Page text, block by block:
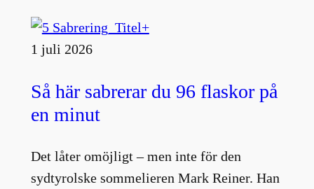
1 juli 2026
Så här sabrerar du 96 flaskor på
en minut
Det låter omöjligt – men inte för den
sydtyrolske sommelieren Mark Reiner. Han